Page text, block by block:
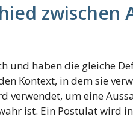
zwischen
und haben die gleiche
Kontext, in dem sie
verwendet, um eine
ist. Ein Postulat wird